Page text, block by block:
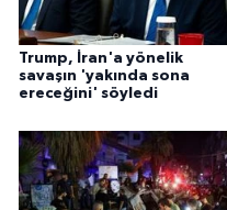
Trump, İran'a yönelik
savaşın 'yakında sona
ereceğini' söyledi